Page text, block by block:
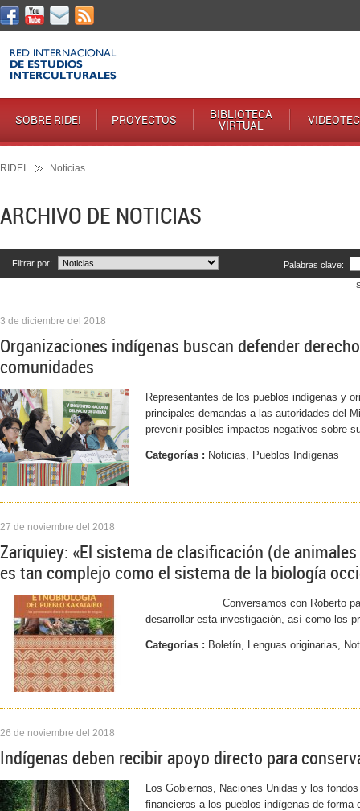
SOBRE RIDEI PROYECTOS BIBLIOTECA
VIRTUAL
RIDEI Noticias
ARCHIVO DE NOTICIAS
Filtrar por: Palabras clave:
3 de diciembre del 2018
Organizaciones indígenas buscan defender
comunidades
Representantes de los pueblos indígenas y
principales demandas a las autoridades del
prevenir posibles impactos negativos sobre
Categorías : Noticias, Pueblos Indígenas
27 de noviembre del 2018
Zariquiey: «El sistema de clasificación (de
es tan complejo como el sistema de la biología
Conversamos con Roberto para
desarrollar esta investigación, así como los
Categorías : Boletín, Lenguas originarias,
26 de noviembre del 2018
Indígenas deben recibir apoyo directo para
Los Gobiernos, Naciones Unidas y los
financieros a los pueblos indígenas de forma